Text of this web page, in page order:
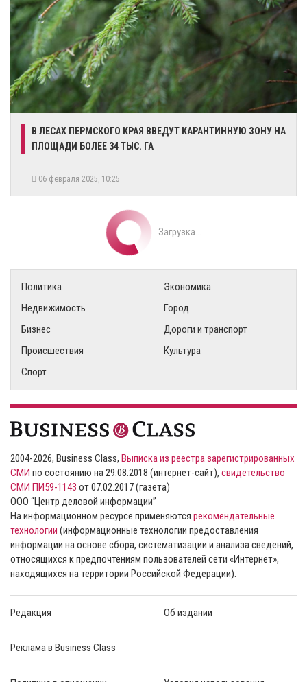
В ЛЕСАХ ПЕРМСКОГО КРАЯ ВВЕДУТ КАРАНТИННУЮ ЗОНУ НА
ПЛОЩАДИ БОЛЕЕ 34 ТЫС. ГА
06 февраля 2025, 10:25
Загрузка...
Политика
Экономика
Недвижимость
Город
Бизнес
Дороги и транспорт
Происшествия
Культура
Спорт
2004-2026, Business Class, Выписка из реестра зарегистрированных
СМИ по состоянию на 29.08.2018 (интернет-сайт), свидетельство
СМИ ПИ59-1143 от 07.02.2017 (газета)
ООО “Центр деловой информации”
На информационном ресурсе применяются рекомендательные
технологии (информационные технологии предоставления
информации на основе сбора, систематизации и анализа сведений,
относящихся к предпочтениям пользователей сети «Интернет»,
находящихся на территории Российской Федерации).
Редакция Об издании
Реклама в Business Class